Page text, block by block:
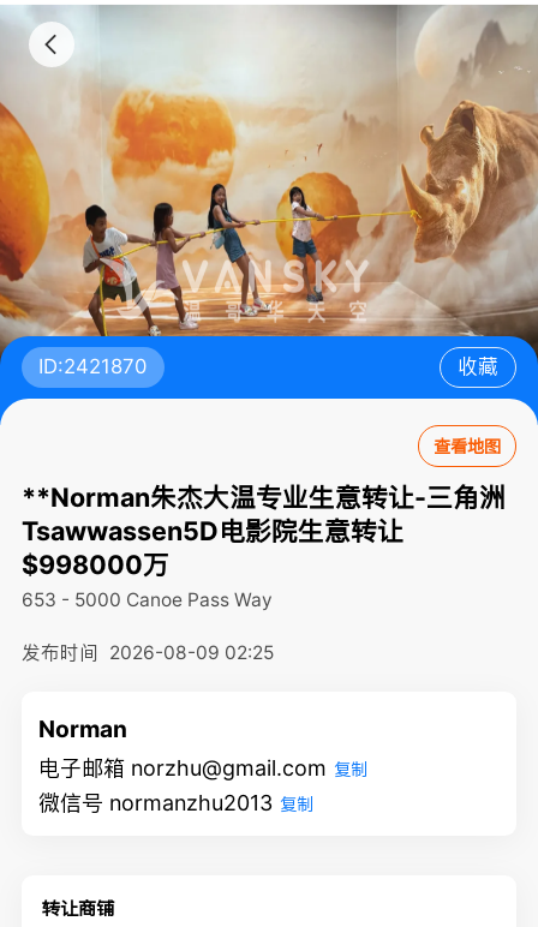
ID:2421870 收藏
查看地图
**Norman朱杰大温专业生意转让-三角洲
Tsawwassen5D电影院生意转让
$998000万
653 - 5000 Canoe Pass Way
发布时间 2026-08-09 02:25
Norman
电子邮箱 norzhu@gmail.com 复制
微信号 normanzhu2013 复制
转让商铺